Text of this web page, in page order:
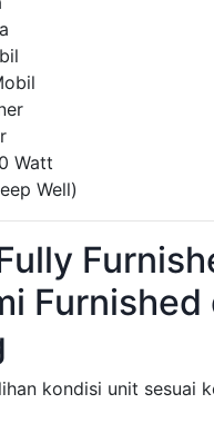
Watt
Well)
Furnished
kondisi unit sesuai